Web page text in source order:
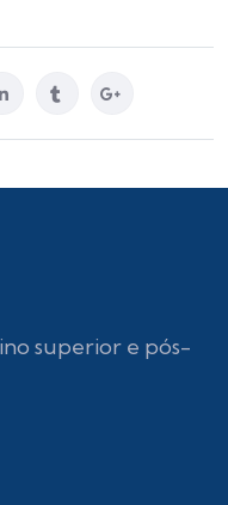
superior e pós-